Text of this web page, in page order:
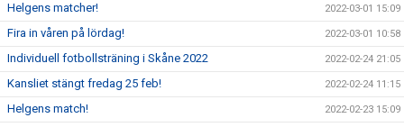
Helgens matcher! 2022-03-01 15:09
Fira in våren på lördag! 2022-03-01 10:58
Individuell fotbollsträning i Skåne 2022 2022-02-24 21:05
Kansliet stängt fredag 25 feb! 2022-02-24 11:15
Helgens match! 2022-02-23 15:09